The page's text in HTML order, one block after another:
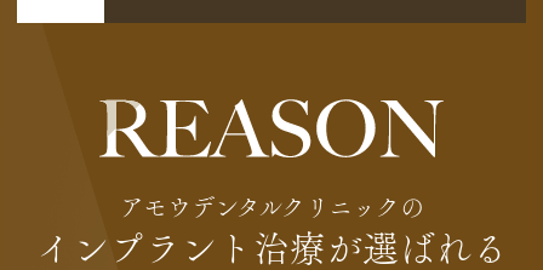
アモウデンタルクリニックの
インプラント治療が選ばれる